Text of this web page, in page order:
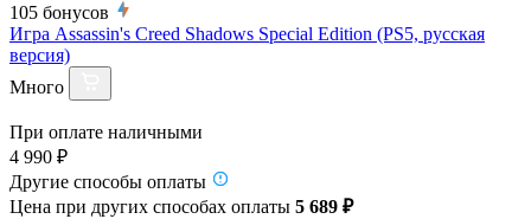
105 бонусов
Игра Assassin's Creed Shadows Special Edition (PS5, русская
версия)
Много
При оплате наличными
4 990 ₽
Другие способы оплаты
Цена при других способах оплаты 5 689 ₽